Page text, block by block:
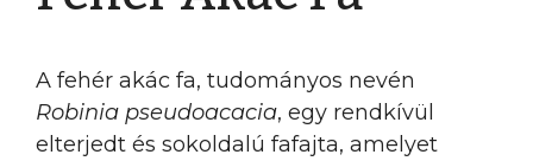
A fehér akác fa, tudományos nevén
Robinia pseudoacacia, egy rendkívül
elterjedt és sokoldalú fafajta, amelyet